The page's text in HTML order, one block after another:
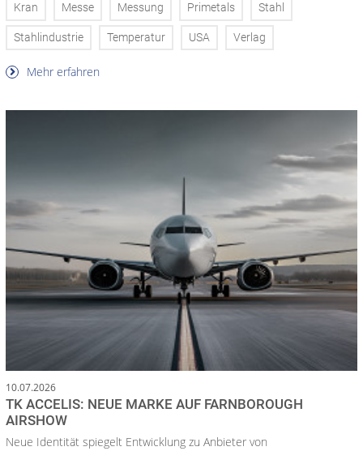
Kran Messe Messung Primetals Stahl
Stahlindustrie Temperatur USA Verlag
Mehr erfahren
10.07.2026
TK ACCELIS: NEUE MARKE AUF FARNBOROUGH
AIRSHOW
Neue Identität spiegelt Entwicklung zu Anbieter von